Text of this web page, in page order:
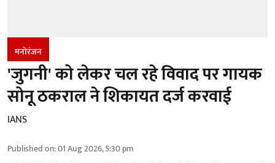
मनोरंजन
'जुगनी' को लेकर चल रहे विवाद पर गायक
सोनू ठकराल ने शिकायत दर्ज करवाई
IANS
Published on:01 Aug 2026, 5:30 pm